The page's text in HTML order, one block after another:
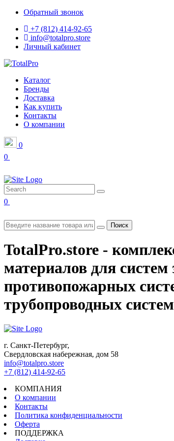
Обратный звонок
+7 (812) 414-92-65
info@totalpro.store
Личный кабинет
Каталог
Бренды
Доставка
Как купить
Контакты
О компании
0
0
0
Поиск
TotalPro.store -
материалов для систем
противопожарных
трубопроводных
г. Санкт-Петербург,
Свердловская набережная, дом 58
info@totalpro.store
+7 (812) 414-92-65
КОМПАНИЯ
О компании
Контакты
Политика конфиденциальности
Оферта
ПОДДЕРЖКА